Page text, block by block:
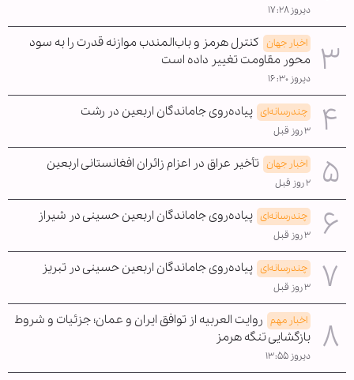
دیروز ۱۷:۲۸
اخبار جهان کنترل هرمز و باب‌المندب موازنه قدرت را به سود
محور مقاومت تغییر داده است
دیروز ۱۶:۳۰
چندرسانه‌ای پیاده‌روی جاماندگان اربعین در رشت
۳ روز قبل
اخبار جهان تأخیر عراق در اعزام زائران افغانستانی اربعین
۲ روز قبل
چندرسانه‌ای پیاده‌روی جاماندگان اربعین حسینی در شیراز
۳ روز قبل
چندرسانه‌ای پیاده‌روی جاماندگان اربعین حسینی در تبریز
۳ روز قبل
اخبار مهم روایت العربیه از توافق ایران و عمان؛ جزئیات و شروط
بازگشایی تنگه هرمز
دیروز ۱۳:۵۵